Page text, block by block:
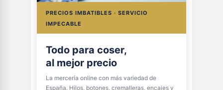
PRECIOS IMBATIBLES · SERVICIO
IMPECABLE
Todo para coser,
al mejor precio
La mercería online con más variedad de
España. Hilos, botones, cremalleras, encajes y